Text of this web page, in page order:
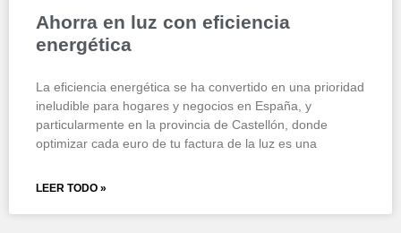
Ahorra en luz con eficiencia
energética
La eficiencia energética se ha convertido en una prioridad
ineludible para hogares y negocios en España, y
particularmente en la provincia de Castellón, donde
optimizar cada euro de tu factura de la luz es una
LEER TODO »